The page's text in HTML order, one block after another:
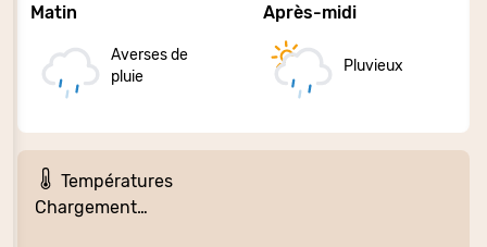
Matin
Averses de
pluie
Après-midi
Pluvieux
Températures
Chargement…